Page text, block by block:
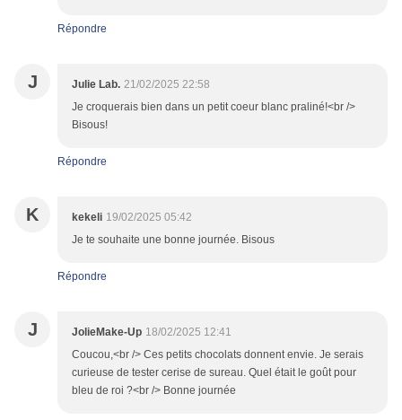
Répondre
J Julie Lab. 21/02/2025 22:58
Je croquerais bien dans un petit coeur blanc praliné!<br />
Bisous!
Répondre
K kekeli 19/02/2025 05:42
Je te souhaite une bonne journée. Bisous
Répondre
J JolieMake-Up 18/02/2025 12:41
Coucou,<br /> Ces petits chocolats donnent envie. Je serais
curieuse de tester cerise de sureau. Quel était le goût pour
bleu de roi ?<br /> Bonne journée